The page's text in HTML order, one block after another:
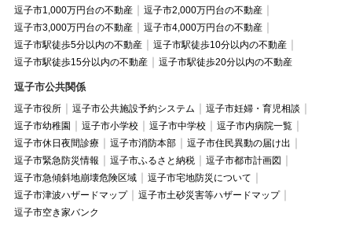
逗子市1,000万円台の不動産
逗子市2,000万円台の不動産
逗子市3,000万円台の不動産
逗子市4,000万円台の不動産
逗子市駅徒歩5分以内の不動産
逗子市駅徒歩10分以内の不動産
逗子市駅徒歩15分以内の不動産
逗子市駅徒歩20分以内の不動産
逗子市公共関係
逗子市役所 逗子市公共施設予約システム
逗子市妊婦・育児相談
逗子市幼稚園
逗子市小学校 逗子市中学校
逗子市内病院一覧
逗子市休日夜間診療
逗子市消防本部
逗子市住民異動の届け出
逗子市緊急防災情報
逗子市ふるさと納税
逗子市都市計画図
逗子市急傾斜地崩壊危険区域
逗子市宅地防災について
逗子市津波ハザードマップ
逗子市土砂災害等ハザードマップ
逗子市空き家バンク